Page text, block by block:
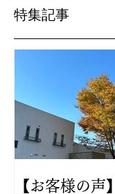
特集記事
【お客様の声